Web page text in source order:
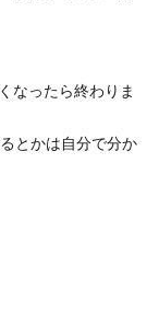
なったら終わりま
とかは自分で分か